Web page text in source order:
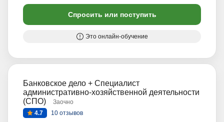
Спросить или поступить
Это онлайн-обучение
Банковское дело + Специалист
административно-хозяйственной деятельности
(СПО)
Заочно
4.7
10 отзывов